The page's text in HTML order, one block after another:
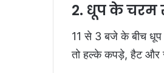
2. धूप के
11 से 3 बजे के बीच धूप
तो हल्के कपड़े, हैट और